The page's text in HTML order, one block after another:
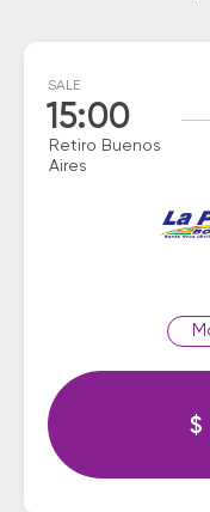
SALE
15:00
Retiro Buenos
Aires
$